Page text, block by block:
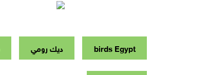
birds Egypt ديك رومي